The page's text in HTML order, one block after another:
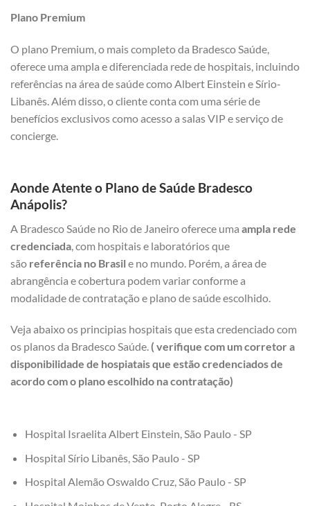
Plano Premium
O plano Premium, o mais completo da Bradesco Saúde,
oferece uma ampla e diferenciada rede de hospitais, incluindo
referências na área de saúde como Albert Einstein e Sírio-
Libanês. Além disso, o cliente conta com uma série de
benefícios exclusivos como acesso a salas VIP e serviço de
concierge.
Aonde Atente o Plano de Saúde Bradesco
Anápolis?
A Bradesco Saúde no Rio de Janeiro oferece uma ampla rede
credenciada , com hospitais e laboratórios que
são referência no Brasil e no mundo. Porém, a área de
abrangência e cobertura podem variar conforme a
modalidade de contratação e plano de saúde escolhido.
Veja abaixo os principias hospitais que esta credenciado com
os planos da Bradesco Saúde. ( verifique com um corretor a
disponibilidade de hospiatais que estão credenciados de
acordo com o plano escolhido na contratação)
Hospital Israelita Albert Einstein, São Paulo - SP
Hospital Sírio Libanês, São Paulo - SP
Hospital Alemão Oswaldo Cruz, São Paulo - SP